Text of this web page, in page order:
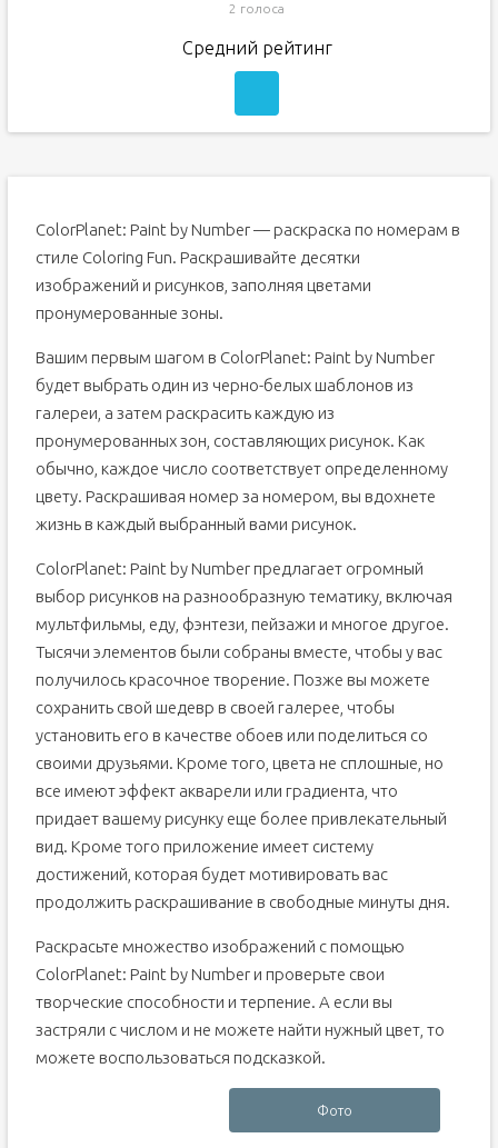
2 голоса
Средний рейтинг
ColorPlanet: Paint by Number — раскраска по номерам в
стиле Coloring Fun. Раскрашивайте десятки
изображений и рисунков, заполняя цветами
пронумерованные зоны.
Вашим первым шагом в ColorPlanet: Paint by Number
будет выбрать один из черно-белых шаблонов из
галереи, а затем раскрасить каждую из
пронумерованных зон, составляющих рисунок. Как
обычно, каждое число соответствует определенному
цвету. Раскрашивая номер за номером, вы вдохнете
жизнь в каждый выбранный вами рисунок.
ColorPlanet: Paint by Number предлагает огромный
выбор рисунков на разнообразную тематику, включая
мультфильмы, еду, фэнтези, пейзажи и многое другое.
Тысячи элементов были собраны вместе, чтобы у вас
получилось красочное творение. Позже вы можете
сохранить свой шедевр в своей галерее, чтобы
установить его в качестве обоев или поделиться со
своими друзьями. Кроме того, цвета не сплошные, но
все имеют эффект акварели или градиента, что
придает вашему рисунку еще более привлекательный
вид. Кроме того приложение имеет систему
достижений, которая будет мотивировать вас
продолжить раскрашивание в свободные минуты дня.
Раскрасьте множество изображений с помощью
ColorPlanet: Paint by Number и проверьте свои
творческие способности и терпение. А если вы
застряли с числом и не можете найти нужный цвет, то
можете воспользоваться подсказкой.
Фото